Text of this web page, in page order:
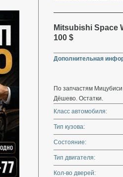
Mitsubishi Space
100 $
Дополнительная
По запчастям
Дёшево. Остатки.
Класс автомобиля:
Тип кузова:
Состояние:
Тип двигателя:
Кол-во дверей: